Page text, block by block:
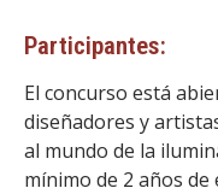
Participantes:
El concurso está
diseñadores y
al mundo de la
mínimo de 2 años